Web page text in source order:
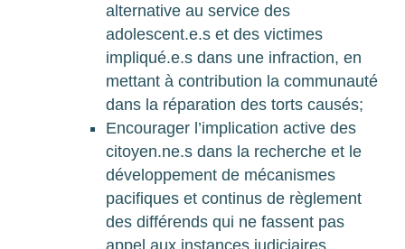
alternative au service des
adolescent.e.s et des victimes
impliqué.e.s dans une infraction, en
mettant à contribution la communauté
dans la réparation des torts causés;
Encourager l’implication active des
citoyen.ne.s dans la recherche et le
développement de mécanismes
pacifiques et continus de règlement
des différends qui ne fassent pas
appel aux instances judiciaires.